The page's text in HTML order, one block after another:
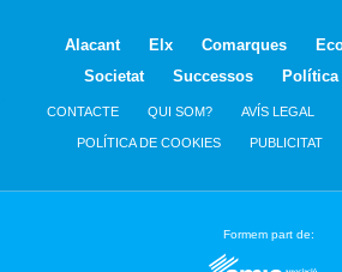
Alacant Elx Comarques
Societat
Successos Política
CONTACTE QUI SOM? AVÍS LEGAL
POLÍTICA DE COOKIES PUBLICITAT
Formem part de: